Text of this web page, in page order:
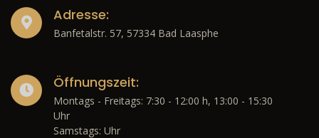
Adresse:
Banfetalstr. 57, 57334 Bad Laasphe
Öffnungszeit:
Montags - Freitags: 7:30 - 12:00 h, 13:00 - 15:30
Uhr
Samstags: Uhr